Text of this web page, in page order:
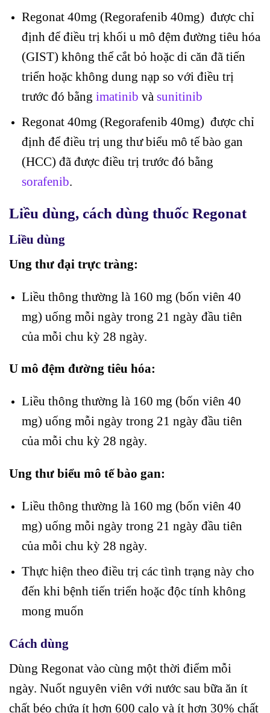
Regonat 40mg (Regorafenib 40mg) được chỉ
định để điều trị khối u mô đệm đường tiêu hóa
(GIST) không thể cắt bỏ hoặc di căn đã tiến
triển hoặc không dung nạp so với điều trị
trước đó bằng imatinib và sunitinib
Regonat 40mg (Regorafenib 40mg) được chỉ
định để điều trị ung thư biểu mô tế bào gan
(HCC) đã được điều trị trước đó bằng
sorafenib.
Liều dùng, cách dùng thuốc Regonat
Liều dùng
Ung thư đại trực tràng:
Liều thông thường là 160 mg (bốn viên 40
mg) uống mỗi ngày trong 21 ngày đầu tiên
của mỗi chu kỳ 28 ngày.
U mô đệm đường tiêu hóa:
Liều thông thường là 160 mg (bốn viên 40
mg) uống mỗi ngày trong 21 ngày đầu tiên
của mỗi chu kỳ 28 ngày.
Ung thư biểu mô tế bào gan:
Liều thông thường là 160 mg (bốn viên 40
mg) uống mỗi ngày trong 21 ngày đầu tiên
của mỗi chu kỳ 28 ngày.
Thực hiện theo điều trị các tình trạng này cho
đến khi bệnh tiến triển hoặc độc tính không
mong muốn
Cách dùng
Dùng Regonat vào cùng một thời điểm mỗi
ngày. Nuốt nguyên viên với nước sau bữa ăn ít
chất béo chứa ít hơn 600 calo và ít hơn 30% chất